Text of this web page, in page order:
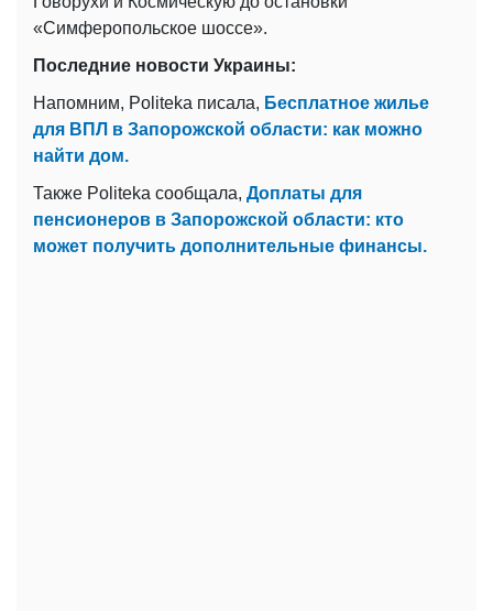
«Симферопольское шоссе».
Последние новости Украины:
Напомним, Politeka писала, Бесплатное жилье
для ВПЛ в Запорожской области: как можно
найти дом.
Также Politeka сообщала, Доплаты для
пенсионеров в Запорожской области: кто
может получить дополнительные финансы.